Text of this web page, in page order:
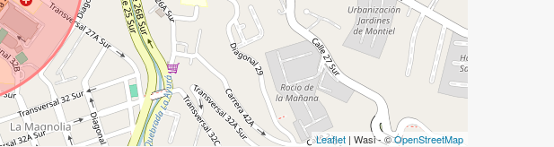
Leaflet | Wasi - ©OpenStreetMap